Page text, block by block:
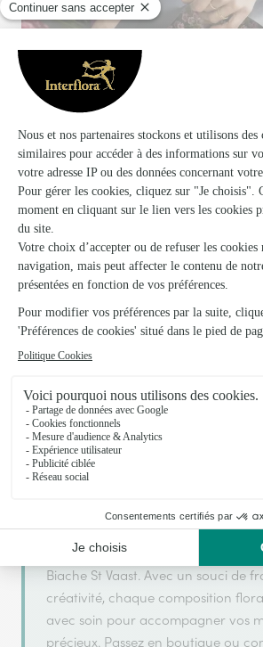
Votre fleuriste artisan à Biache St
Au Jardin Fleuri s'appuie sur son
Interflora, réseau de transmission
référence, pour vous garantir un
Au Jardin Fleuri est un fleuriste
Biache St Vaast. Avec un souci de
créativité, chaque composition
avec soin pour accompagner vos
précieux. Passez en boutique ou